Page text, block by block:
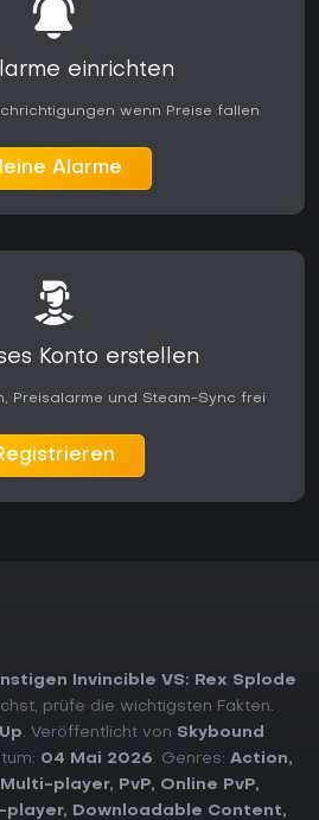
einrichten
wenn Preise fallen
Alarme
Konto erstellen
Preisalarme und Steam-Sync frei
Invincible VS: Rex Splode
prüfe die wichtigsten Fakten.
. Veröffentlicht von Skybound
04 Mai 2026. Genres: Action,
Multi-player, PvP, Online PvP,
player, Downloadable Content,